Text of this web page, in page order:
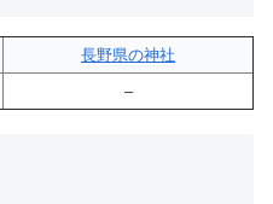
長野県の神社
–